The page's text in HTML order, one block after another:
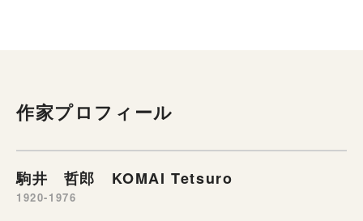
作家プロフィール
駒井 哲郎 KOMAI Tetsuro
1920-1976